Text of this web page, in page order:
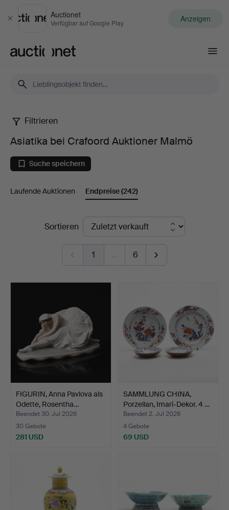
Schließen
Auctionet
Verfügbar auf Google Play Anzeigen
Asiatika
bei
Crafoord
Auktioner
Malmö
Filtrieren
Asiatika bei Crafoord Auktioner Malmö
Suche speichern
Laufende Auktionen Endpreise(242)
EndpreiseSortieren
1 … 6
FIGURIN, Anna Pavlova als
Odette, Rosentha…
Beendet 30. Jul 2026
30 Gebote
281 USD
SAMMLUNG CHINA,
Porzellan, Imari-Dekor. 4 …
Beendet 2. Jul 2026
4 Gebote
69 USD